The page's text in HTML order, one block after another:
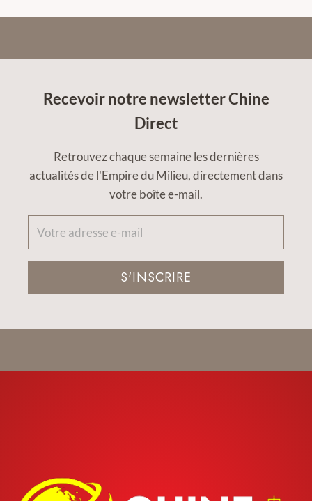
Recevoir notre newsletter Chine
Direct
Retrouvez chaque semaine les dernières
actualités de l'Empire du Milieu, directement dans
votre boîte e-mail.
S'INSCRIRE